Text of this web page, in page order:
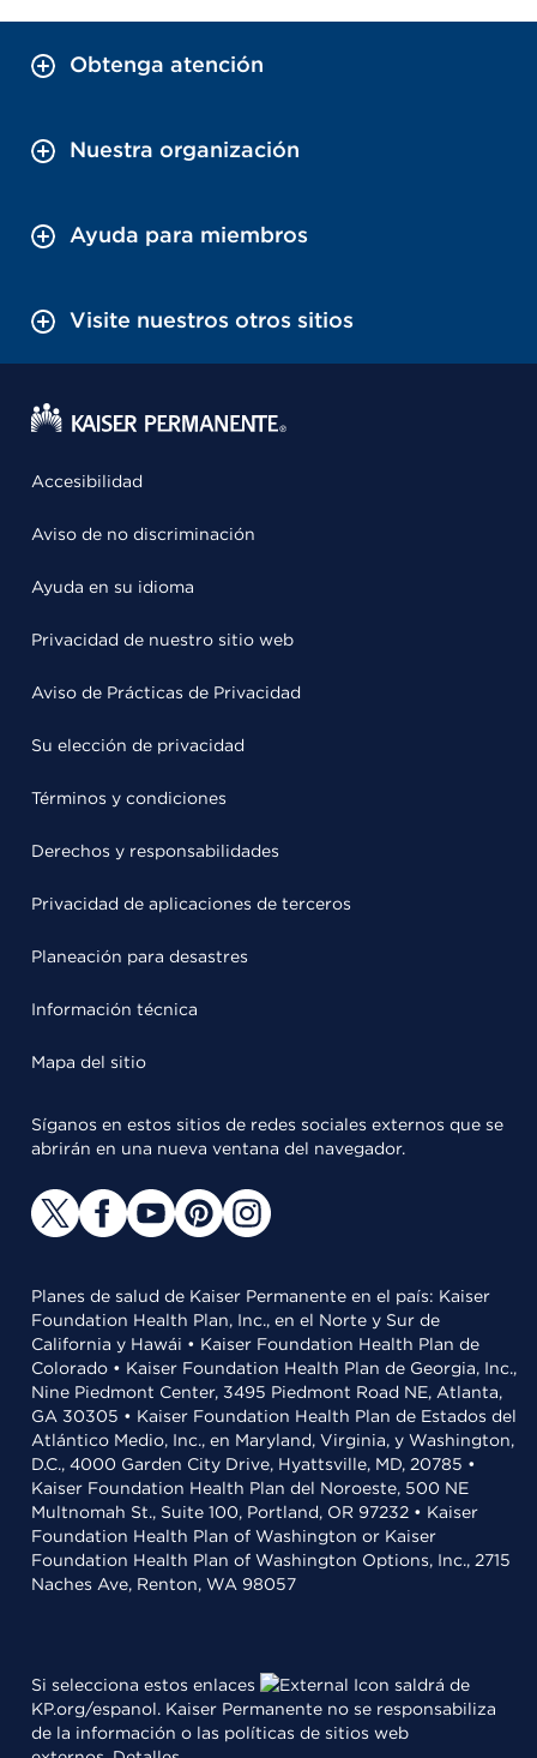
Obtenga atención
Nuestra organización
Ayuda para miembros
Visite nuestros otros sitios
Accesibilidad
Aviso de no discriminación
Ayuda en su idioma
Privacidad de nuestro sitio web
Aviso de Prácticas de Privacidad
Su elección de privacidad
Términos y condiciones
Derechos y responsabilidades
Privacidad de aplicaciones de terceros
Planeación para desastres
Información técnica
Mapa del sitio
Síganos en estos sitios de redes sociales externos que se
abrirán en una nueva ventana del navegador.
Planes de salud de Kaiser Permanente en el país: Kaiser
Foundation Health Plan, Inc., en el Norte y Sur de
California y Hawái • Kaiser Foundation Health Plan de
Colorado • Kaiser Foundation Health Plan de Georgia, Inc.,
Nine Piedmont Center, 3495 Piedmont Road NE, Atlanta,
GA 30305 • Kaiser Foundation Health Plan de Estados del
Atlántico Medio, Inc., en Maryland, Virginia, y Washington,
D.C., 4000 Garden City Drive, Hyattsville, MD, 20785 •
Kaiser Foundation Health Plan del Noroeste, 500 NE
Multnomah St., Suite 100, Portland, OR 97232 • Kaiser
Foundation Health Plan of Washington or Kaiser
Foundation Health Plan of Washington Options, Inc., 2715
Naches Ave, Renton, WA 98057
Si selecciona estos enlaces
saldrá de
KP.org/espanol. Kaiser Permanente no se responsabiliza
de la información o las políticas de sitios web